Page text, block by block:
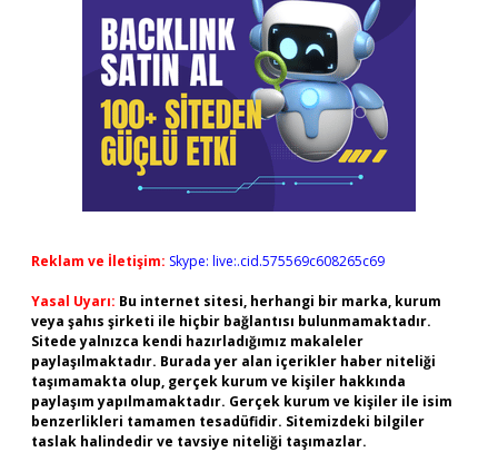
Reklam ve İletişim: Skype: live:.cid.575569c608265c69
Yasal Uyarı: Bu internet sitesi, herhangi bir marka, kurum
veya şahıs şirketi ile hiçbir bağlantısı bulunmamaktadır.
Sitede yalnızca kendi hazırladığımız makaleler
paylaşılmaktadır. Burada yer alan içerikler haber niteliği
taşımamakta olup, gerçek kurum ve kişiler hakkında
paylaşım yapılmamaktadır. Gerçek kurum ve kişiler ile isim
benzerlikleri tamamen tesadüfidir. Sitemizdeki bilgiler
taslak halindedir ve tavsiye niteliği taşımazlar.